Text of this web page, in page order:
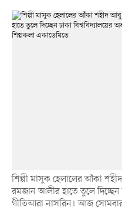
শিল্পী মাসুক হেলালের আঁকা
রমজান আলীর হাতে তুলে দিচ্ছেন
গীতিআরা নাসরিন। আজ